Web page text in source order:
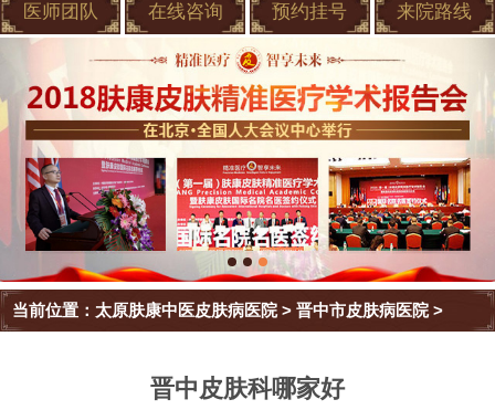
医师团队 在线咨询 预约挂号 来院路线
当前位置： 太原肤康中医皮肤病医院>晋中市皮肤病医院>
晋中皮肤科哪家好